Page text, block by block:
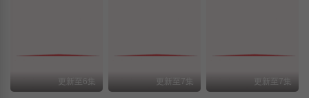
更新至6集 更新至7集 更新至7集